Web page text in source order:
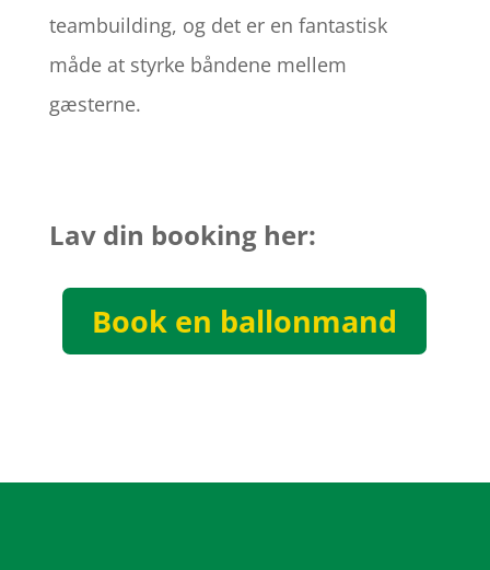
teambuilding, og det er en fantastisk
måde at styrke båndene mellem
gæsterne.
Lav din booking her:
Book en ballonmand